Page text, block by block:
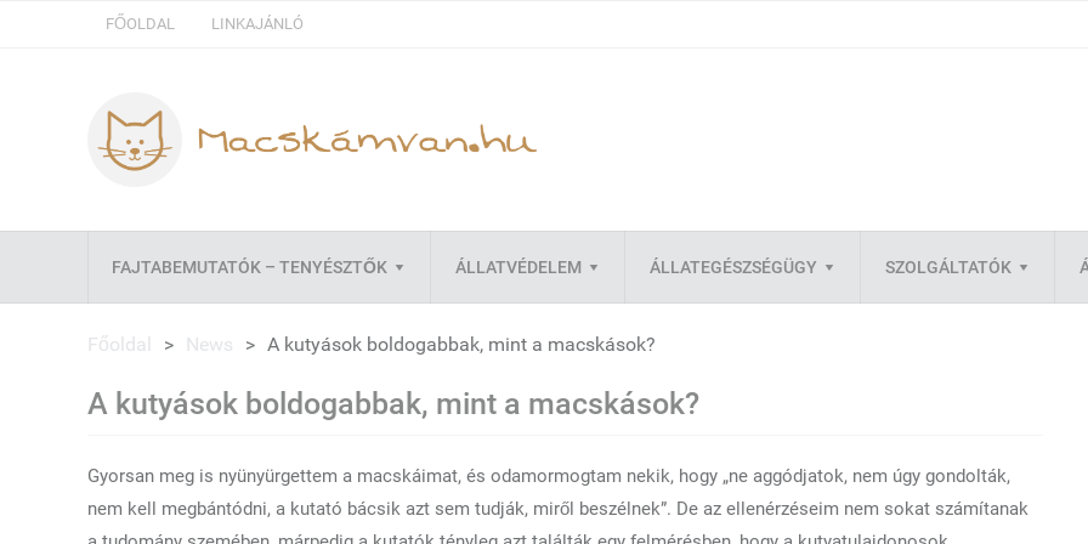
FŐOLDAL LINKAJÁNLÓ
FAJTABEMUTATÓK – TENYÉSZTŐK ÁLLATVÉDELEM ÁLLATEGÉSZSÉGÜGY SZOLGÁLTATÓK
Főoldal > News > A kutyások boldogabbak, mint a macskások?
A kutyások boldogabbak, mint a macskások?
Gyorsan meg is nyünyürgettem a macskáimat, és odamormogtam nekik, hogy „ne aggódjatok, nem úgy gondolták,
nem kell megbántódni, a kutató bácsik azt sem tudják, miről beszélnek”. De az ellenérzéseim nem sokat számítanak